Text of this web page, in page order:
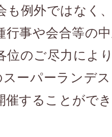
も例外ではなく
行事や会合等の
位のご尽力によ
ーパーランデ
催することがで